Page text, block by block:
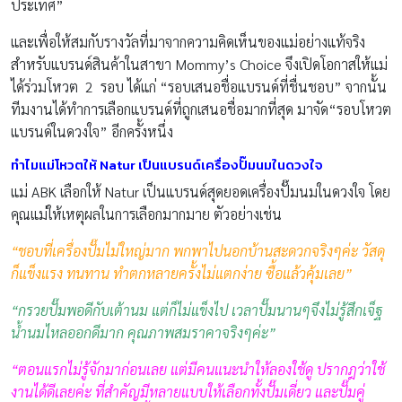
ประเทศ”
และเพื่อให้สมกับรางวัลที่มาจากความคิดเห็นของแม่อย่างแท้จริง
สำหรับแบรนด์สินค้าในสาขา Mommy’s Choice จึงเปิดโอกาสให้แม่
ได้ร่วมโหวต 2 รอบ ได้แก่ “รอบเสนอชื่อแบรนด์ที่ชื่นชอบ” จากนั้น
ทีมงานได้ทำการเลือกแบรนด์ที่ถูกเสนอชื่อมากที่สุด มาจัด“รอบโหวต
แบรนด์ในดวงใจ” อีกครั้งหนึ่ง
ทำไมแม่โหวตให้ Naturเป็นแบรนด์เครื่องปั๊มนมในดวงใจ
แม่ ABK เลือกให้ Natur เป็นแบรนด์สุดยอดเครื่องปั๊มนมในดวงใจ โดย
คุณแม่ให้เหตุผลในการเลือกมากมาย ตัวอย่างเช่น
“ชอบที่เครื่องปั๊มไม่ใหญ่มาก พกพาไปนอกบ้านสะดวกจริงๆค่ะ วัสดุ
ก็แข็งแรง ทนทาน ทำตกหลายครั้งไม่แตกง่าย ซื้อแล้วคุ้มเลย”
“กรวยปั๊มพอดีกับเต้านม แต่ก็ไม่แข็งไป เวลาปั๊มนานๆจึงไม่รู้สึกเจ็ฐ
น้ำนมไหลออกดีมาก คุณภาพสมราคาจริงๆค่ะ”
“ตอนแรกไม่รู้จักมาก่อนเลย แต่มีคนแนะนำให้ลองใช้ดู ปรากฎว่าใช้
งานได้ดีเลยค่ะ ที่สำคัญมีหลายแบบให้เลือกทั้งปั๊มเดี่ยว และปั๊มคู่